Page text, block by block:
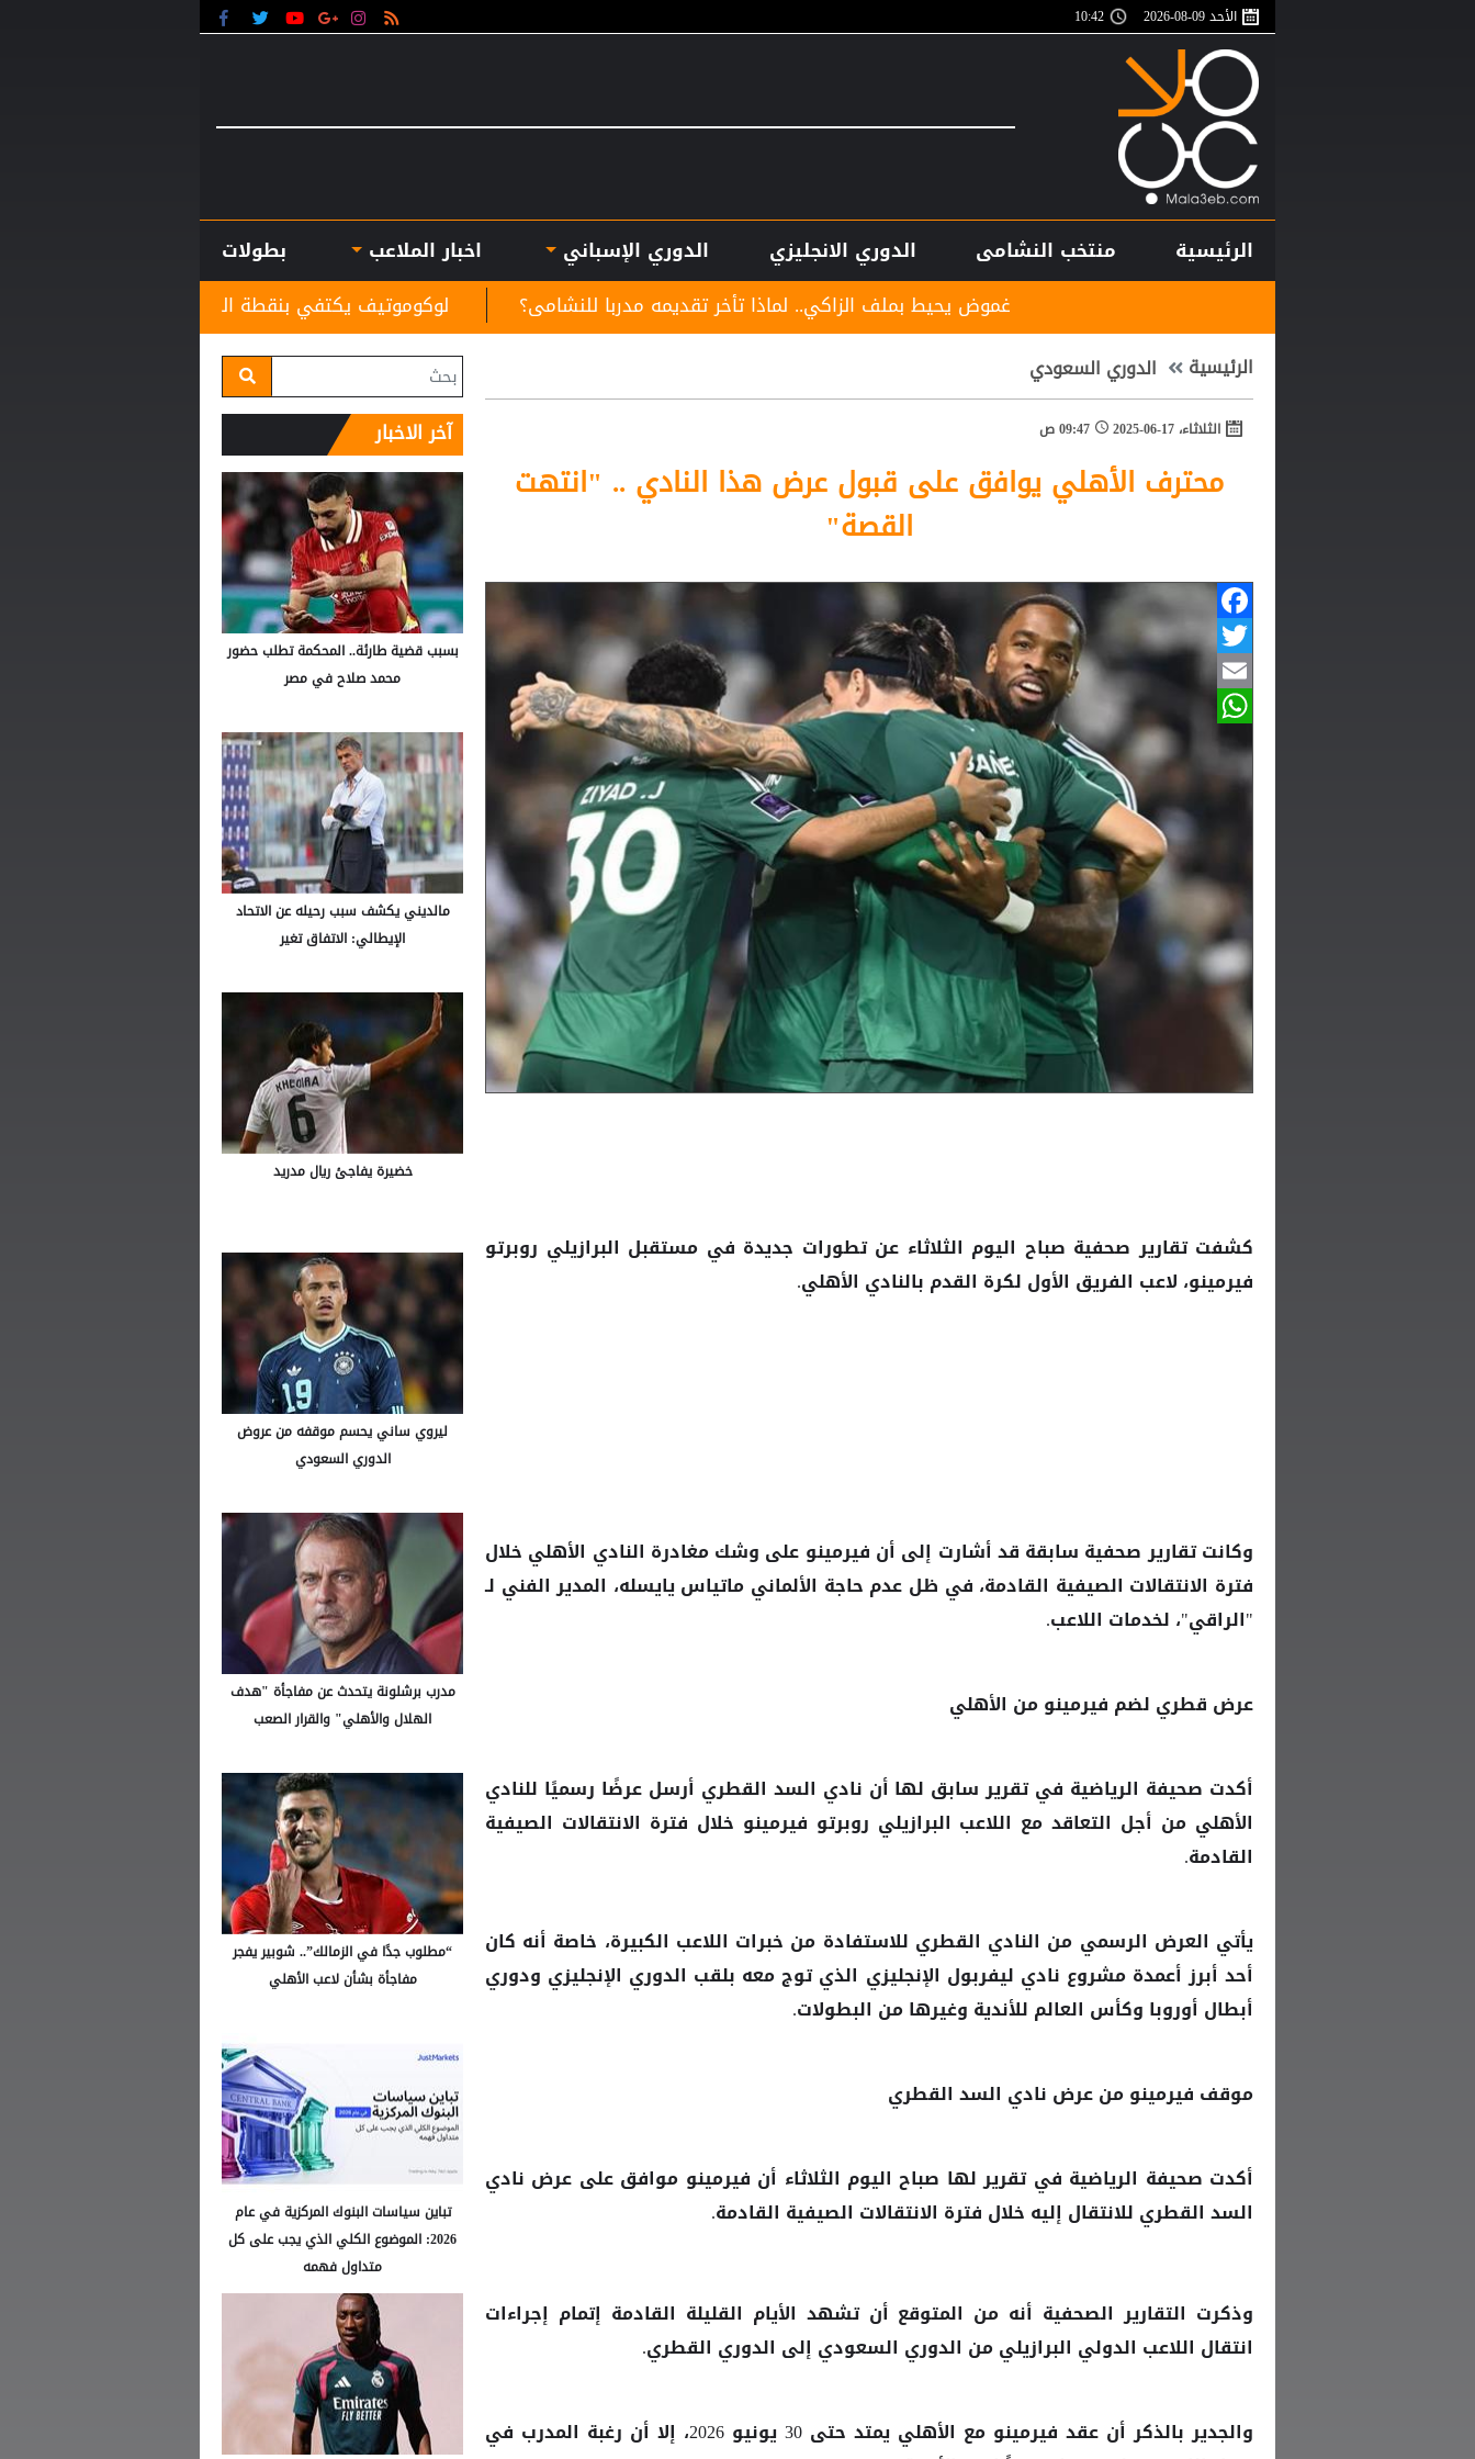
الأحد 09-08-2026 10:42
الرئيسية منتخب النشامى الدوري الانجليزي الدوري الإسباني اخبار الملاعب
بطولات
لوكوموتيف يكتفي بنقطة التعادل أمام أكرون في الدوري الروسي
غموض يحيط بملف الزاكي.. لماذا تأخر تقديمه مدربا للنشامى؟
الرئيسية الدوري السعودي
الثلاثاء، 17-06-2025 09:47 ص
محترف الأهلي يوافق على قبول عرض هذا النادي .. "انتهت
القصة"
Facebook
Twitter
Email
WhatsApp
كشفت تقارير صحفية صباح اليوم الثلاثاء عن تطورات جديدة في مستقبل البرازيلي روبرتو
فيرمينو، لاعب الفريق الأول لكرة القدم بالنادي الأهلي.
وكانت تقارير صحفية سابقة قد أشارت إلى أن فيرمينو على وشك مغادرة النادي الأهلي خلال
فترة الانتقالات الصيفية القادمة، في ظل عدم حاجة الألماني ماتياس يايسله، المدير الفني لـ
"الراقي"، لخدمات اللاعب.
عرض قطري لضم فيرمينو من الأهلي
أكدت صحيفة الرياضية في تقرير سابق لها أن نادي السد القطري أرسل عرضًا رسميًا للنادي
الأهلي من أجل التعاقد مع اللاعب البرازيلي روبرتو فيرمينو خلال فترة الانتقالات الصيفية
القادمة.
يأتي العرض الرسمي من النادي القطري للاستفادة من خبرات اللاعب الكبيرة، خاصة أنه كان
أحد أبرز أعمدة مشروع نادي ليفربول الإنجليزي الذي توج معه بلقب الدوري الإنجليزي ودوري
أبطال أوروبا وكأس العالم للأندية وغيرها من البطولات.
موقف فيرمينو من عرض نادي السد القطري
أكدت صحيفة الرياضية في تقرير لها صباح اليوم الثلاثاء أن فيرمينو موافق على عرض نادي
السد القطري للانتقال إليه خلال فترة الانتقالات الصيفية القادمة.
وذكرت التقارير الصحفية أنه من المتوقع أن تشهد الأيام القليلة القادمة إتمام إجراءات
انتقال اللاعب الدولي البرازيلي من الدوري السعودي إلى الدوري القطري.
والجدير بالذكر أن عقد فيرمينو مع الأهلي
يمتد حتى 30 يونيو 2026، إلا أن رغبة المدرب في
آخر الاخبار
بسبب قضية طارئة.. المحكمة تطلب حضور
محمد صلاح في مصر
مالديني يكشف سبب رحيله عن الاتحاد
الإيطالي: الاتفاق تغير
خضيرة يفاجئ ريال مدريد
ليروي ساني يحسم موقفه من عروض
الدوري السعودي
مدرب برشلونة يتحدث عن مفاجأة "هدف
الهلال والأهلي" والقرار الصعب
“مطلوب جدًا في الزمالك”.. شوبير يفجر
مفاجأة بشأن لاعب الأهلي
تباين سياسات البنوك المركزية في عام
2026: الموضوع الكلي الذي يجب على كل
متداول فهمه